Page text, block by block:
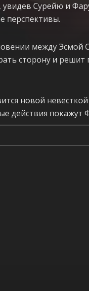
Сурейю и
перспективы.
между
сторону и
новой
действия покажут